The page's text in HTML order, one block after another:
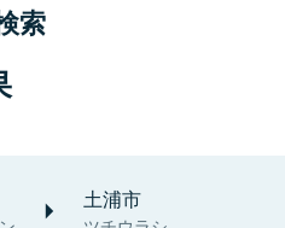
索
土浦市